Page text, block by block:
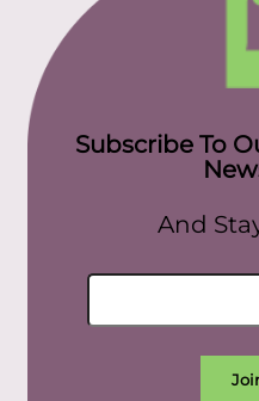
Subscribe To
And